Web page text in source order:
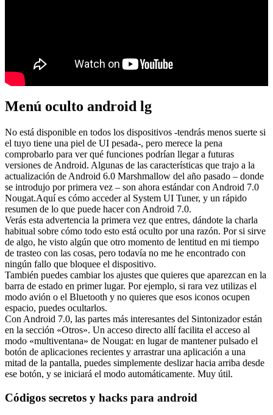
Menú oculto android lg
No está disponible en todos los dispositivos -tendrás menos suerte si
el tuyo tiene una piel de UI pesada-, pero merece la pena
comprobarlo para ver qué funciones podrían llegar a futuras
versiones de Android. Algunas de las características que trajo a la
actualización de Android 6.0 Marshmallow del año pasado – donde
se introdujo por primera vez – son ahora estándar con Android 7.0
Nougat.Aquí es cómo acceder al System UI Tuner, y un rápido
resumen de lo que puede hacer con Android 7.0.
Verás esta advertencia la primera vez que entres, dándote la charla
habitual sobre cómo todo esto está oculto por una razón. Por si sirve
de algo, he visto algún que otro momento de lentitud en mi tiempo
de trasteo con las cosas, pero todavía no me he encontrado con
ningún fallo que bloquee el dispositivo.
También puedes cambiar los ajustes que quieres que aparezcan en la
barra de estado en primer lugar. Por ejemplo, si rara vez utilizas el
modo avión o el Bluetooth y no quieres que esos iconos ocupen
espacio, puedes ocultarlos.
Con Android 7.0, las partes más interesantes del Sintonizador están
en la sección «Otros». Un acceso directo allí facilita el acceso al
modo «multiventana» de Nougat: en lugar de mantener pulsado el
botón de aplicaciones recientes y arrastrar una aplicación a una
mitad de la pantalla, puedes simplemente deslizar hacia arriba desde
ese botón, y se iniciará el modo automáticamente. Muy útil.
Códigos secretos y hacks para android